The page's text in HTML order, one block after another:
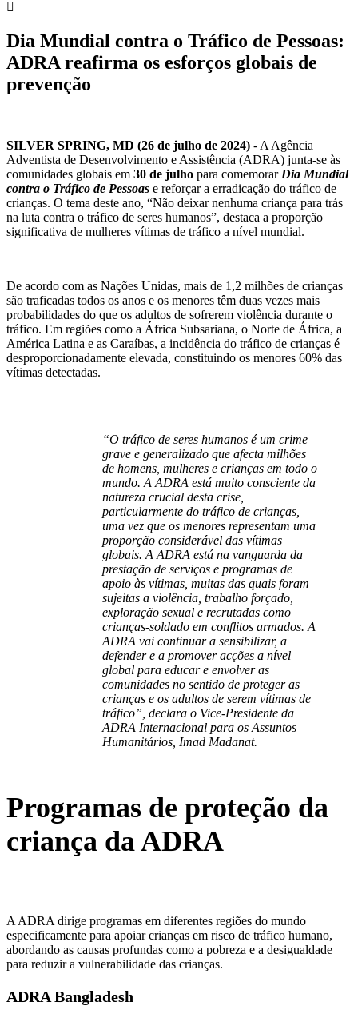
Dia Mundial contra o Tráfico de Pessoas:
ADRA reafirma os esforços globais de
prevenção
SILVER SPRING, MD (26 de julho de 2024) - A Agência
Adventista de Desenvolvimento e Assistência (ADRA) junta-se às
comunidades globais em 30 de julho para comemorar Dia Mundial
contra o Tráfico de Pessoas e reforçar a erradicação do tráfico de
crianças. O tema deste ano, “Não deixar nenhuma criança para trás
na luta contra o tráfico de seres humanos”, destaca a proporção
significativa de mulheres vítimas de tráfico a nível mundial.
De acordo com as Nações Unidas, mais de 1,2 milhões de crianças
são traficadas todos os anos e os menores têm duas vezes mais
probabilidades do que os adultos de sofrerem violência durante o
tráfico. Em regiões como a África Subsariana, o Norte de África, a
América Latina e as Caraíbas, a incidência do tráfico de crianças é
desproporcionadamente elevada, constituindo os menores 60% das
vítimas detectadas.
“O tráfico de seres humanos é um crime
grave e generalizado que afecta milhões
de homens, mulheres e crianças em todo o
mundo. A ADRA está muito consciente da
natureza crucial desta crise,
particularmente do tráfico de crianças,
uma vez que os menores representam uma
proporção considerável das vítimas
globais. A ADRA está na vanguarda da
prestação de serviços e programas de
apoio às vítimas, muitas das quais foram
sujeitas a violência, trabalho forçado,
exploração sexual e recrutadas como
crianças-soldado em conflitos armados. A
ADRA vai continuar a sensibilizar, a
defender e a promover acções a nível
global para educar e envolver as
comunidades no sentido de proteger as
crianças e os adultos de serem vítimas de
tráfico”, declara o Vice-Presidente da
ADRA Internacional para os Assuntos
Humanitários, Imad Madanat.
Programas de proteção da
criança da ADRA
A ADRA dirige programas em diferentes regiões do mundo
especificamente para apoiar crianças em risco de tráfico humano,
abordando as causas profundas como a pobreza e a desigualdade
para reduzir a vulnerabilidade das crianças.
ADRA Bangladesh